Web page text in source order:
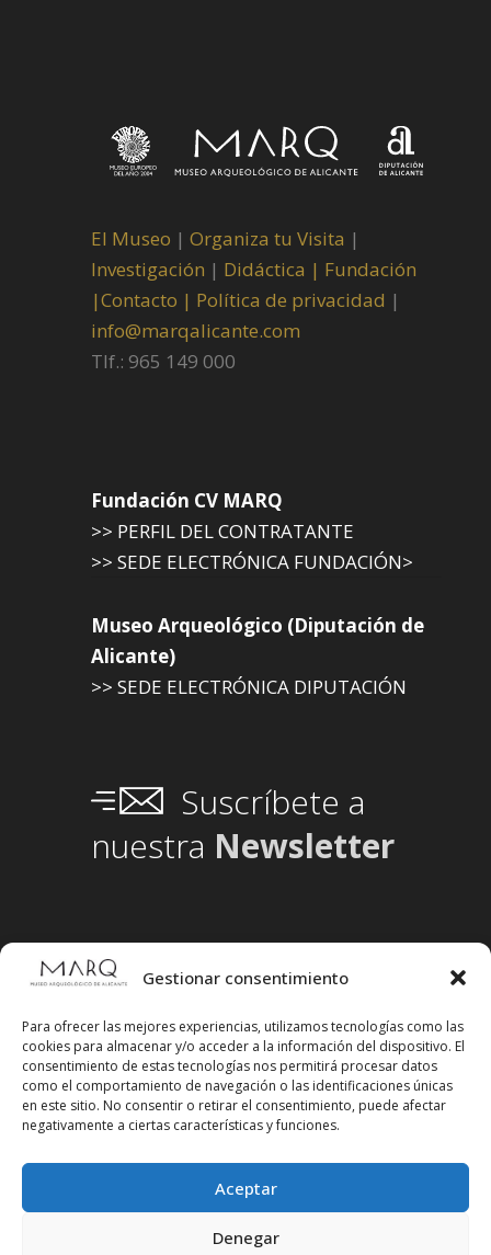
Gestionar consentimiento
Para ofrecer las mejores experiencias, utilizamos tecnologías como las
cookies para almacenar y/o acceder a la información del dispositivo. El
consentimiento de estas tecnologías nos permitirá procesar datos
como el comportamiento de navegación o las identificaciones únicas
en este sitio. No consentir o retirar el consentimiento, puede afectar
negativamente a ciertas características y funciones.
Aceptar
Denegar
El Museo | Organiza tu Visita |
Investigación | Didáctica | Fundación
|Contacto | Política de privacidad |
info@marqalicante.com
Tlf.: 965 149 000
Fundación CV MARQ
>> PERFIL DEL CONTRATANTE
>> SEDE ELECTRÓNICA FUNDACIÓN>
Museo Arqueológico (Diputación de
Alicante)
>> SEDE ELECTRÓNICA DIPUTACIÓN
Suscríbete a
nuestra Newsletter
Síguenos en redes sociales